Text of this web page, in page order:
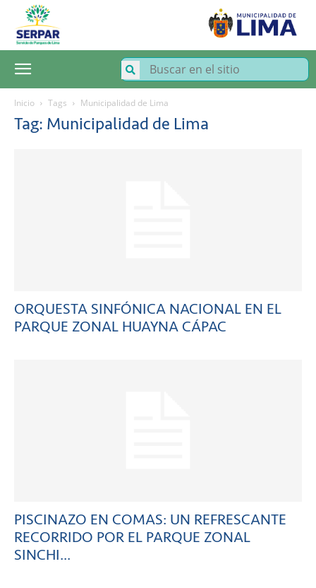
SERPAR
Servicio
de
Parques
Inicio Tags Municipalidad de Lima
Tag: Municipalidad de Lima
ORQUESTA SINFÓNICA NACIONAL EN EL
PARQUE ZONAL HUAYNA CÁPAC
PISCINAZO EN COMAS: UN REFRESCANTE
RECORRIDO POR EL PARQUE ZONAL
SINCHI...